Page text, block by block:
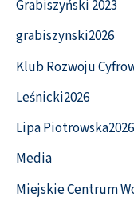
Grabiszyński 2023
grabiszynski2026
Klub Rozwoju
Leśnicki2026
Lipa Piotrowska2026
Media
Miejskie Centrum